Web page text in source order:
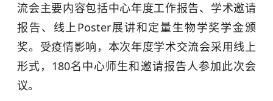
流会主要内容包括中心年度工作报告、学术邀请
报告、线上Poster展讲和定量生物学奖学金颁
奖。受疫情影响，本次年度学术交流会采用线上
形式，180名中心师生和邀请报告人参加此次会
议。